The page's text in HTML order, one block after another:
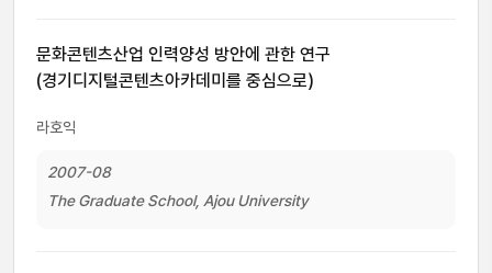
문화콘텐츠산업 인력양성 방안에 관한 연구
(경기디지털콘텐츠아카데미를 중심으로)
라호익
2007-08
The Graduate School, Ajou University